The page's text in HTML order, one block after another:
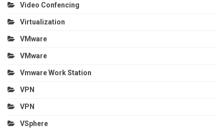
Video Confencing
Virtualization
VMware
VMware
Vmware Work Station
VPN
VPN
VSphere